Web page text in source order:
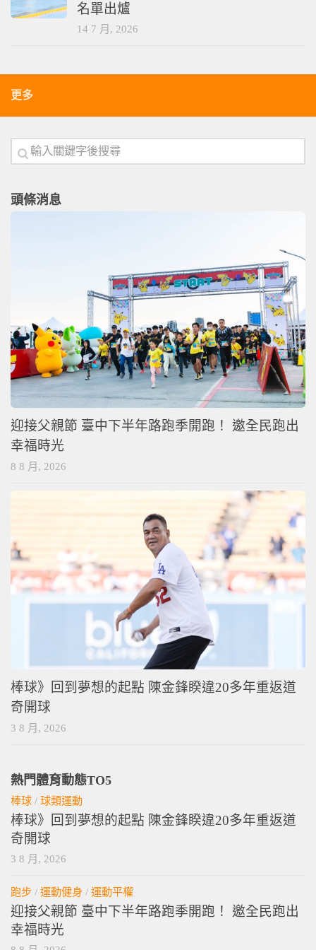
名單出爐
14 7 月, 2026
更多
頭條消息
迎接父親節 臺中下半年路跑季開跑！ 邀全民跑出
幸福時光
8 8 月, 2026
棒球》回到夢想的起點 陳金鋒睽違20多年重返道
奇開球
3 8 月, 2026
熱門體育動態TO5
棒球 / 球類運動
棒球》回到夢想的起點 陳金鋒睽違20多年重返道
奇開球
3 8 月, 2026
跑步 / 運動健身 / 運動平權
迎接父親節 臺中下半年路跑季開跑！ 邀全民跑出
幸福時光